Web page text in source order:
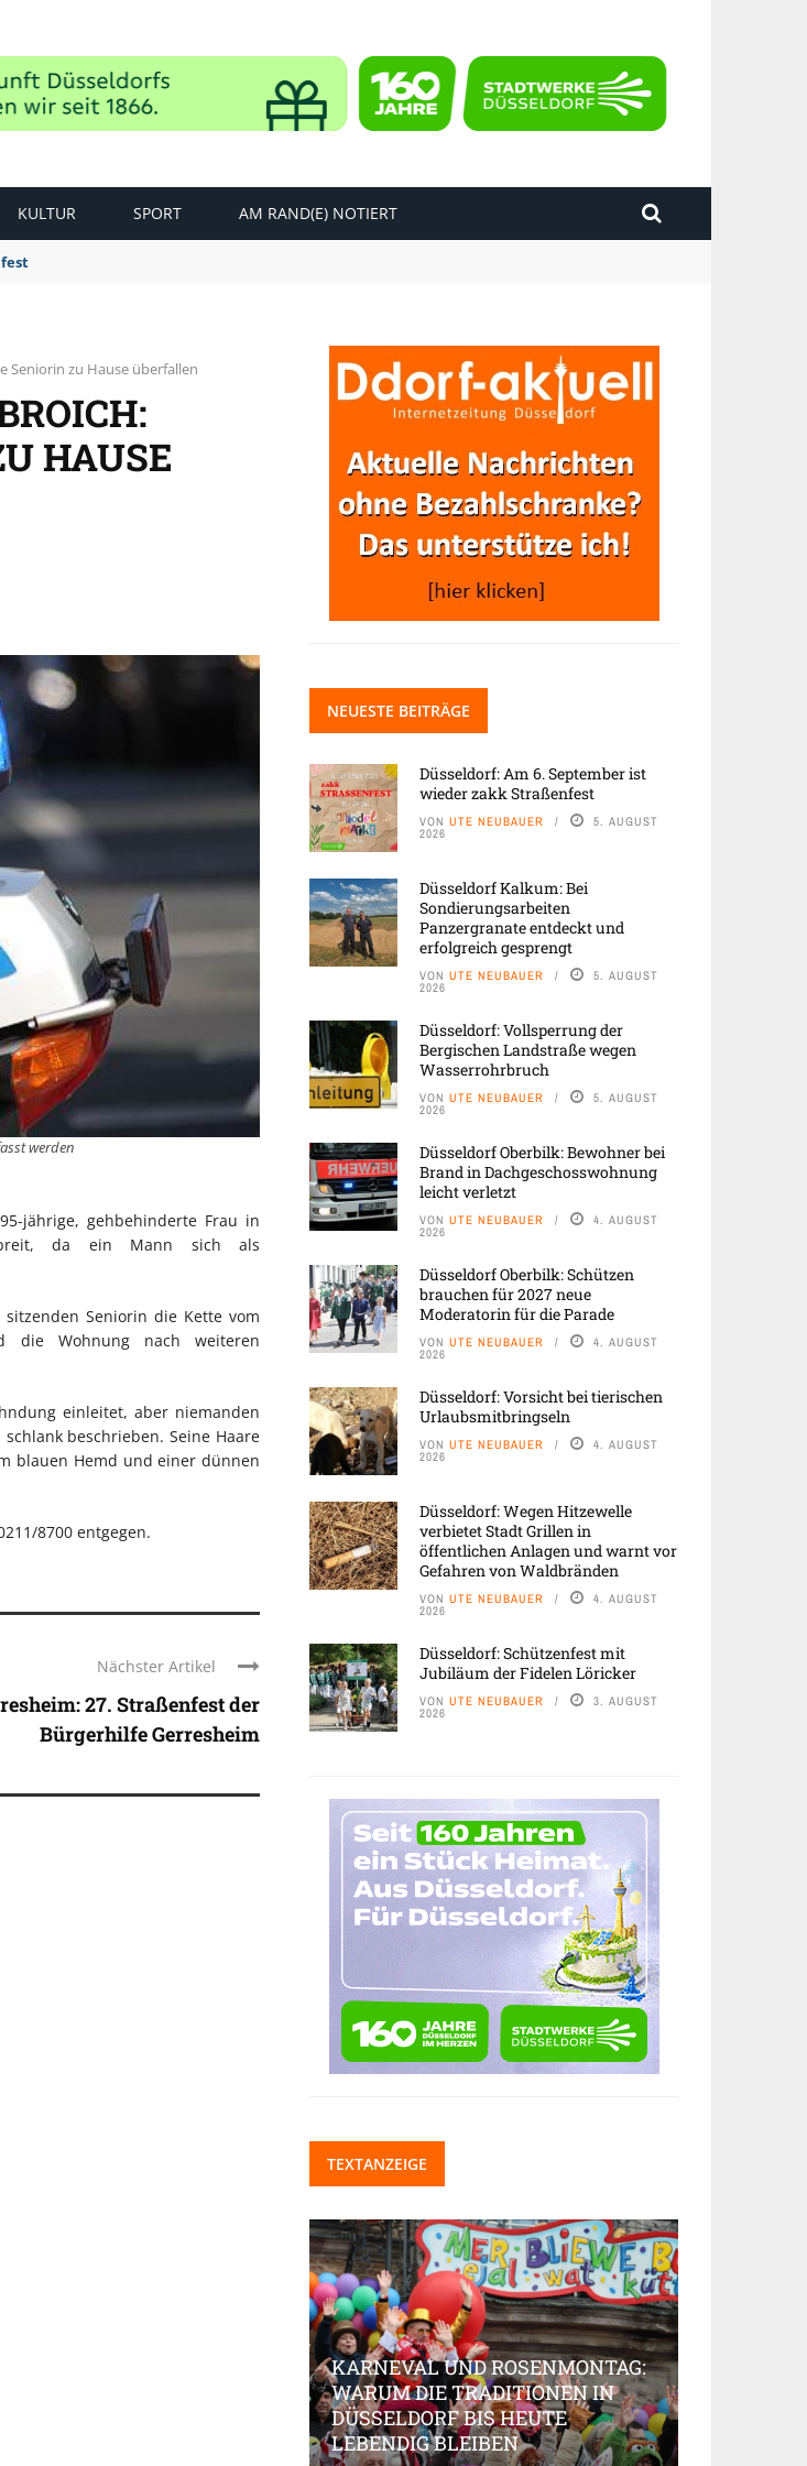
KULTUR SPORT AM RAND(E) NOTIERT
Seniorin zu Hause überfallen
HAUSE
werden
jährige, gehbehinderte Frau in
breit, da ein Mann sich als
Seniorin die Kette vom
die Wohnung nach weiteren
einleitet, aber niemanden
beschrieben. Seine Haare
blauen Hemd und einer dünnen
8700 entgegen.
Nächster Artikel
27. Straßenfest der
Bürgerhilfe Gerresheim
NEUESTE BEITRÄGE
Düsseldorf: Am 6. September ist
wieder zakk Straßenfest
VON UTE NEUBAUER 5. AUGUST
2026
Düsseldorf Kalkum: Bei
Sondierungsarbeiten
Panzergranate entdeckt und
erfolgreich gesprengt
VON UTE NEUBAUER 5. AUGUST
2026
Düsseldorf: Vollsperrung der
Bergischen Landstraße wegen
Wasserrohrbruch
VON UTE NEUBAUER 5. AUGUST
2026
Düsseldorf Oberbilk: Bewohner bei
Brand in Dachgeschosswohnung
leicht verletzt
VON UTE NEUBAUER 4. AUGUST
2026
Düsseldorf Oberbilk: Schützen
brauchen für 2027 neue
Moderatorin für die Parade
VON UTE NEUBAUER 4. AUGUST
2026
Düsseldorf: Vorsicht bei tierischen
Urlaubsmitbringseln
VON UTE NEUBAUER 4. AUGUST
2026
Düsseldorf: Wegen Hitzewelle
verbietet Stadt Grillen in
öffentlichen Anlagen und warnt vor
Gefahren von Waldbränden
VON UTE NEUBAUER 4. AUGUST
2026
Düsseldorf: Schützenfest mit
Jubiläum der Fidelen Löricker
VON UTE NEUBAUER 3. AUGUST
2026
TEXTANZEIGE
KARNEVAL UND ROSENMONTAG:
WARUM DIE TRADITIONEN IN
DÜSSELDORF BIS HEUTE
LEBENDIG BLEIBEN